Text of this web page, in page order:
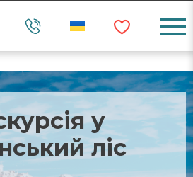
у
ліс